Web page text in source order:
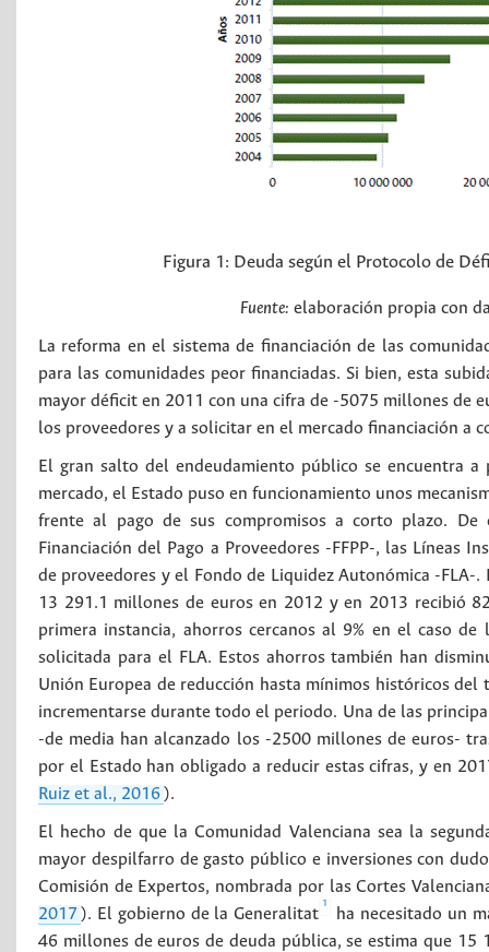
Figura 1: Deuda según el Protocolo de
Fuente: elaboración propia con
La reforma en el sistema de financiación de las
para las comunidades peor financiadas. Si bien, esta
mayor déficit en 2011 con una cifra de -5075 millones de
los proveedores y a solicitar en el mercado financiación a
El gran salto del endeudamiento público se encuentra
mercado, el Estado puso en funcionamiento unos
frente al pago de sus compromisos a corto plazo. De
Financiación del Pago a Proveedores -FFPP-, las Líneas
de proveedores y el Fondo de Liquidez Autonómica -
13 291.1 millones de euros en 2012 y en 2013 recibió
primera instancia, ahorros cercanos al 9% en el caso
solicitada para el FLA. Estos ahorros también han
Unión Europea de reducción hasta mínimos históricos
incrementarse durante todo el periodo. Una de las
-de media han alcanzado los -2500 millones de euros-
por el Estado han obligado a reducir estas cifras, y en
Ruiz et al., 2016 ).
El hecho de que la Comunidad Valenciana sea la
mayor despilfarro de gasto público e inversiones con
Comisión de Expertos, nombrada por las Cortes
2017 ). El gobierno de la Generalitat
1
ha necesitado un
46 millones de euros de deuda pública, se estima que